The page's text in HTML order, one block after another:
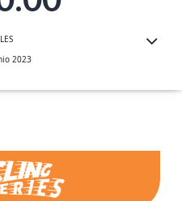
2023